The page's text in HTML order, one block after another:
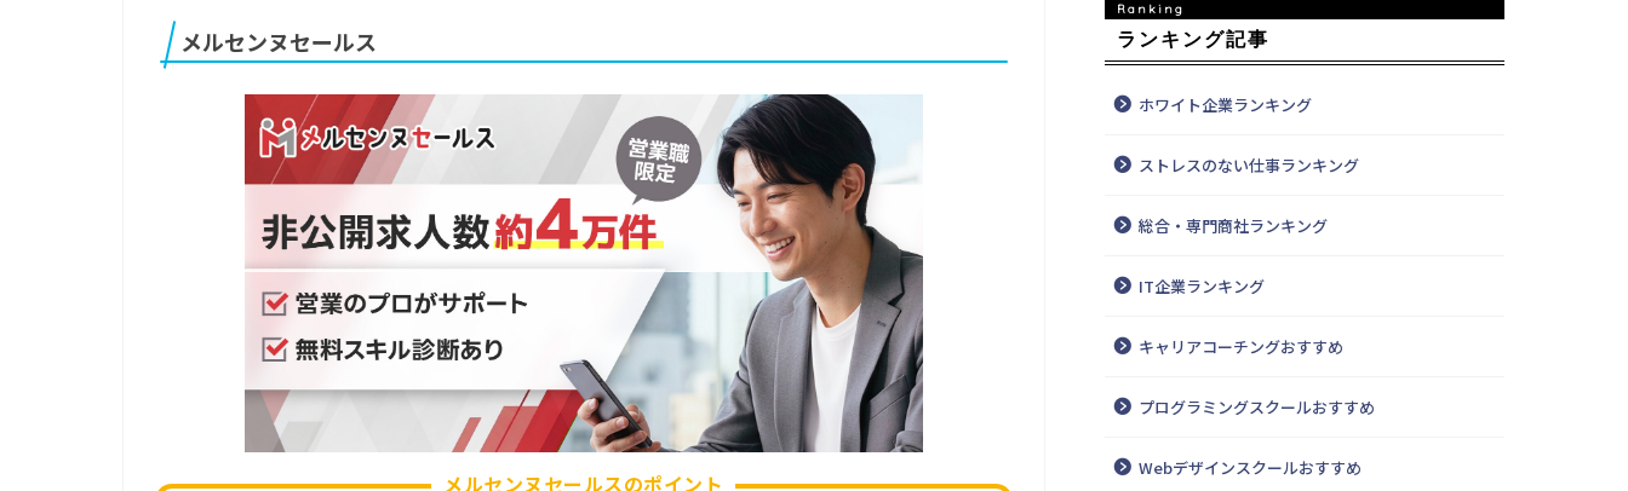
メルセンヌセールス
メルセンヌセールスのポイント
ランキング記事
ホワイト企業ランキング
ストレスのない仕事ランキング
総合・専門商社ランキング
IT企業ランキング
キャリアコーチングおすすめ
プログラミングスクールおすすめ
Webデザインスクールおすすめ